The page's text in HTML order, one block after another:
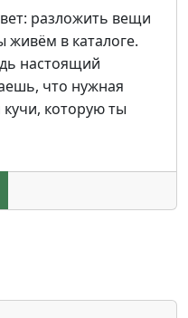
разложить вещи
живём в каталоге.
настоящий
что нужная
которую ты